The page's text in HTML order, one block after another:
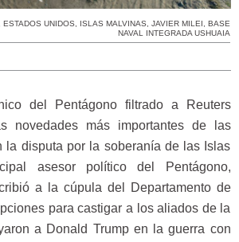
ESTADOS UNIDOS ISLAS MALVINAS JAVIER MILEI
BASE
NAVAL INTEGRADA USHUAIA
del Pentágono filtrado a Reuters
novedades más importantes de las
la disputa por la soberanía de las Islas
asesor político del Pentágono,
a la cúpula del Departamento de
para castigar a los aliados de la
a Donald Trump en la guerra con